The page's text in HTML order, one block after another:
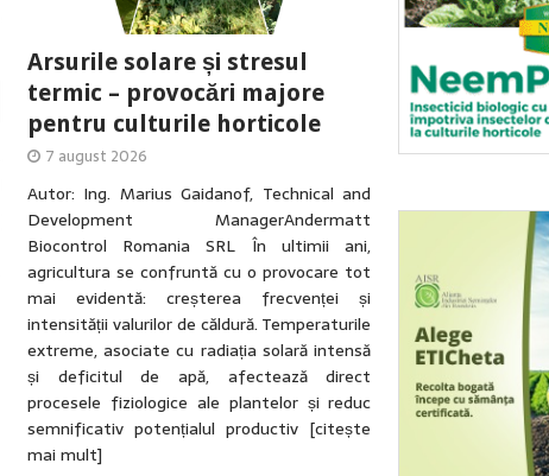
Arsurile solare și stresul
termic – provocări majore
pentru culturile horticole
7 august 2026
Autor: Ing. Marius Gaidanof, Technical and
Development ManagerAndermatt
Biocontrol Romania SRL În ultimii ani,
agricultura se confruntă cu o provocare tot
mai evidentă: creșterea frecvenței și
intensității valurilor de căldură. Temperaturile
extreme, asociate cu radiația solară intensă
și deficitul de apă, afectează direct
procesele fiziologice ale plantelor și reduc
semnificativ potențialul productiv [citește
mai mult]